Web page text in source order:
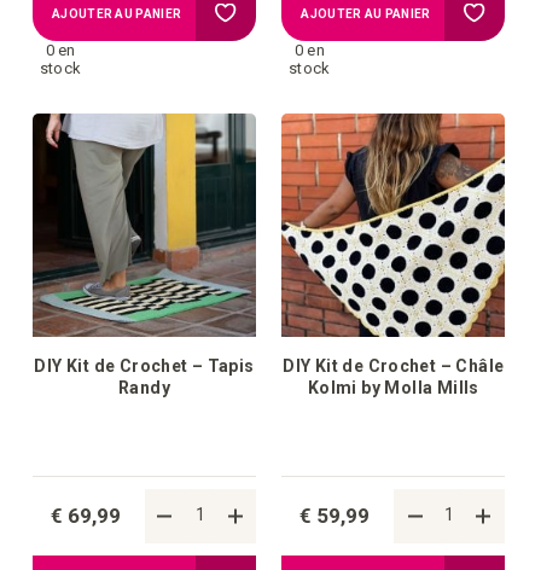
0 en
stock
AJOUTER AU PANIER Ajouter
d'achats
0 en
stock
AJOUTER AU PANIER Ajouter
la
liste
DIY Kit de Crochet – Tapis
Randy
€ 69,99
DIY Kit de Crochet – Châle
Kolmi by Molla Mills
€ 59,99